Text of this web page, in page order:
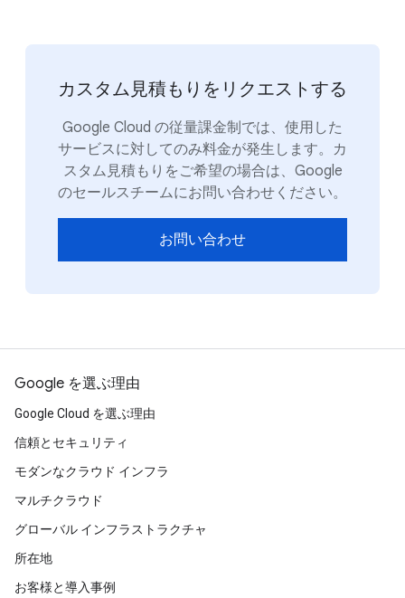
カスタム見積もりをリクエストする
Google Cloud の従量課金制では、使用した
サービスに対してのみ料金が発生します。カ
スタム見積もりをご希望の場合は、Google
のセールスチームにお問い合わせください。
お問い合わせ
Google を選ぶ理由
Google Cloud を選ぶ理由
信頼とセキュリティ
モダンなクラウド インフラ
マルチクラウド
グローバル インフラストラクチャ
所在地
お客様と導入事例